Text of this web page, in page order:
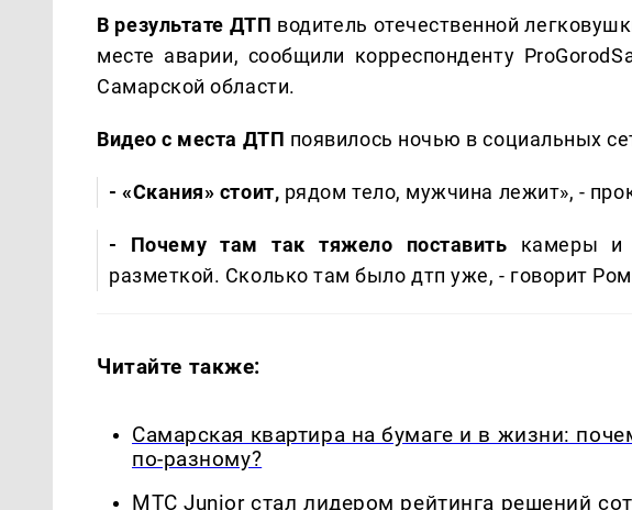
В результате ДТП водитель отечественной
месте аварии, сообщили корреспонденту
Самарской области.
Видео с места ДТП появилось ночью в социальных
- «Скания» стоит, рядом тело, мужчина лежит», -
- Почему там так тяжело поставить камеры и
разметкой. Сколько там было дтп уже, - говорит
Читайте также:
Самарская квартира на бумаге и в жизни:
по-разному?
МТС Junior стал лидером рейтинга решений